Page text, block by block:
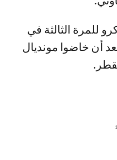
للمرة الثالثة في
أن خاضوا مونديال